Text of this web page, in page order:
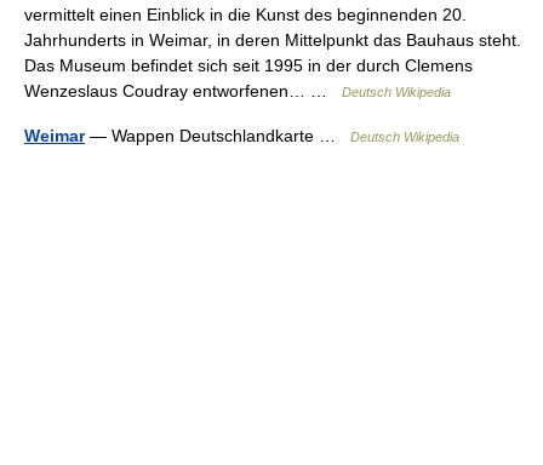
vermittelt einen Einblick in die Kunst des beginnenden 20.
Jahrhunderts in Weimar, in deren Mittelpunkt das Bauhaus steht.
Das Museum befindet sich seit 1995 in der durch Clemens
Wenzeslaus Coudray entworfenen… …
Deutsch Wikipedia
Weimar— Wappen Deutschlandkarte … Deutsch Wikipedia